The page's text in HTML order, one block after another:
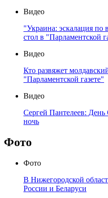
Видео
"Украина: эскалация по
стол в "Парламентской
Видео
Кто развяжет
"Парламентской газете"
Видео
Сергей Пантелеев:
ночь
Фото
Фото
В Нижегородской
России и Беларуси